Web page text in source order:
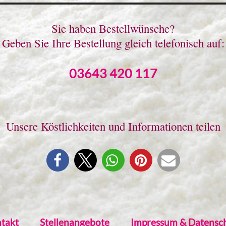
Sie haben Bestellwünsche?
Geben Sie Ihre Bestellung gleich telefonisch auf:
03643 420 117
Unsere Köstlichkeiten und Informationen teilen
Stellenangebote Impressum &